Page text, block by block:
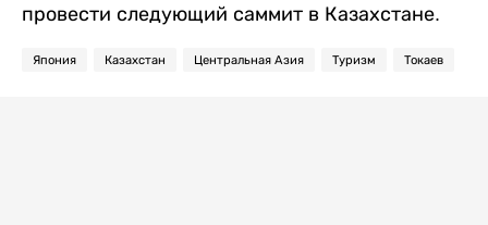
провести следующий саммит в Казахстане.
Япония Казахстан Центральная Азия Туризм Токаев